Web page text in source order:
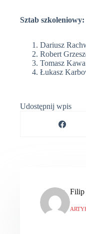
Sztab szkoleniowy:
Dariusz
Robert
Tomasz
Łukasz
Udostępnij wpis
Filip